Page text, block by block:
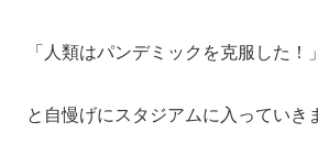
「人類はパンデミックを克服した！」
と自慢げにスタジアムに入っていき